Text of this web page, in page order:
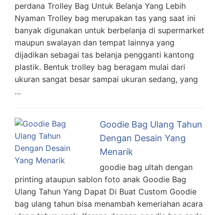
perdana Trolley Bag Untuk Belanja Yang Lebih
Nyaman Trolley bag merupakan tas yang saat ini
banyak digunakan untuk berbelanja di supermarket
maupun swalayan dan tempat lainnya yang
dijadikan sebagai tas belanja pengganti kantong
plastik. Bentuk trolley bag beragam mulai dari
ukuran sangat besar sampai ukuran sedang, yang
…
Goodie Bag Ulang Tahun
Dengan Desain Yang
Menarik
goodie bag ultah dengan
printing ataupun sablon foto anak Goodie Bag
Ulang Tahun Yang Dapat Di Buat Custom Goodie
bag ulang tahun bisa menambah kemeriahan acara